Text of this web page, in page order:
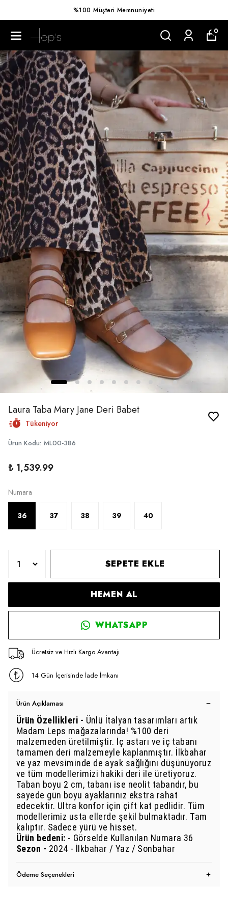
%100 Müşteri Memnuniyeti
0
Laura Taba Mary Jane Deri Babet
Tükeniyor
Ürün Kodu: ML00-386
₺ 1,539.99
Numara
36 37 38 39 40
SEPETE EKLE
HEMEN AL
WHATSAPP
Ücretsiz ve Hızlı Kargo Avantajı
14 Gün İçerisinde İade İmkanı
Ürün Açıklaması
Ürün Özellikleri - Ünlü İtalyan tasarımları artık
Madam Leps mağazalarında! %100 deri
malzemeden üretilmiştir. İç astarı ve iç tabanı
tamamen deri malzemeyle kaplanmıştır. İlkbahar
ve yaz mevsiminde de ayak sağlığını düşünüyoruz
ve tüm modellerimizi hakiki deri ile üretiyoruz.
Taban boyu 2 cm, tabanı ise neolit tabandır, bu
sayede gün boyu ayaklarınız ekstra rahat
edecektir. Ultra konfor için çift kat pedlidir. Tüm
modellerimiz usta ellerde şekil bulmaktadır. Tam
kalıptır. Sadece yürü ve hisset.
Ürün bedeni: - Görselde Kullanılan Numara 36
Sezon - 2024 - İlkbahar / Yaz / Sonbahar
Ödeme Seçenekleri